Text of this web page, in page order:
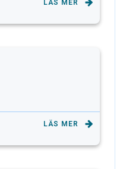
LÄS MER
LÄS MER